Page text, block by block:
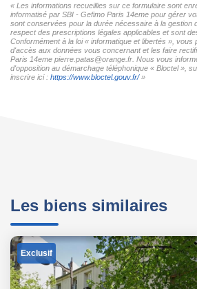
« Les informations recueillies sur ce formulaire sont
informatisé par SBI - Gefimo Paris 14eme pour gérer
sont conservées pour la durée nécessaire à la gestion
respect des prescriptions légales applicables et sont
Conformément à la loi « informatique et libertés »,
d'accès aux données vous concernant et les faire
Paris 14eme pierre.patas@orange.fr. Nous vous
d'opposition au démarchage téléphonique « Bloctel »,
inscrire ici : https://www.bloctel.gouv.fr/»
Les biens similaires
Exclusif